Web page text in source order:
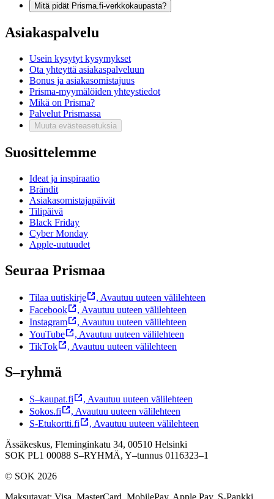
Mitä pidät Prisma.fi-verkkokaupasta?
Asiakaspalvelu
Usein kysytyt kysymykset
Ota yhteyttä asiakaspalveluun
Bonus ja asiakasomistajuus
Prisma-myymälöiden yhteystiedot
Mikä on Prisma?
Palvelut Prismassa
Muuta evästeasetuksia
Suosittelemme
Ideat ja inspiraatio
Brändit
Asiakasomistajapäivät
Tilipäivä
Black Friday
Cyber Monday
Apple-uutuudet
Seuraa Prismaa
Tilaa uutiskirje , Avautuu uuteen välilehteen
Facebook
, Avautuu uuteen välilehteen
Instagram
, Avautuu uuteen välilehteen
YouTube
, Avautuu uuteen välilehteen
TikTok
, Avautuu uuteen välilehteen
S–ryhmä
S–kaupat.fi , Avautuu uuteen välilehteen
Sokos.fi
, Avautuu uuteen välilehteen
S-Etukortti.fi
, Avautuu uuteen välilehteen
Ässäkeskus, Fleminginkatu 34, 00510 Helsinki
SOK PL1 00088 S–RYHMÄ, Y–tunnus 0116323–1
© SOK 2026